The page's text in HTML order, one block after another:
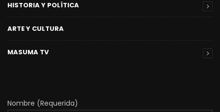
HISTORIA Y POLÍTICA
ARTE Y CULTURA
MASUMA TV
Nombre (Requerida)